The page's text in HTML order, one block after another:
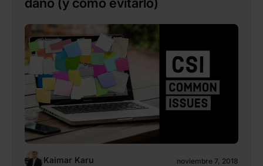
Kaimar Karu noviembre 7, 2018